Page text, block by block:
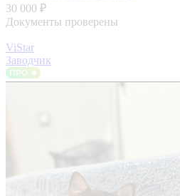
30 000 ₽
Документы проверены
ViStar
Заводчик